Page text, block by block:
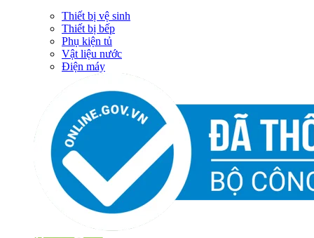
Thiết bị vệ sinh
Thiết bị bếp
Phụ kiện tủ
Vật liệu nước
Điện máy